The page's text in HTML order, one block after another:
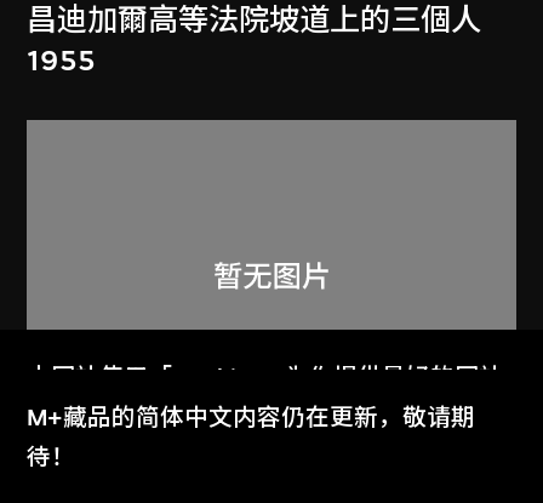
昌迪加爾高等法院坡道上的三個人
1955
呂西安．埃爾韋
本网站使用「Cookies」为你提供最好的网站
体验。
了解更多
M+藏品的简体中文内容仍在更新，敬请期
待！